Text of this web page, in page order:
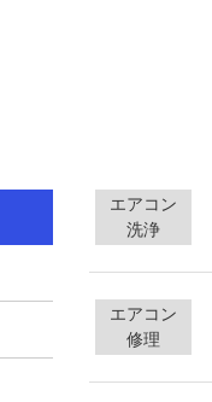
エアコン
洗浄
エアコン
修理